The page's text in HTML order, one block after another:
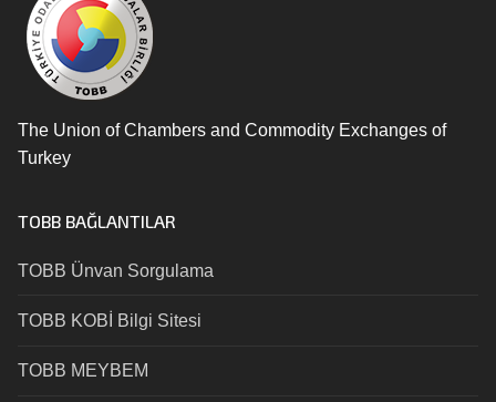
The Union of Chambers and Commodity Exchanges of
Turkey
TOBB BAĞLANTILAR
TOBB Ünvan Sorgulama
TOBB KOBİ Bilgi Sitesi
TOBB MEYBEM